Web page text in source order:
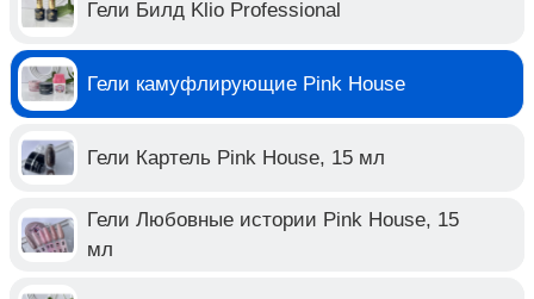
Гели Билд Klio Professional
Гели камуфлирующие Pink House
Гели Картель Pink House, 15 мл
Гели Любовные истории Pink House, 15
мл